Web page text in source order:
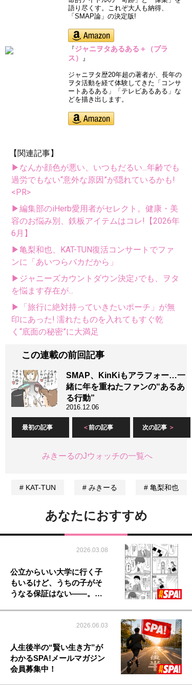
語り尽くす。これぞ大人も納得、
「SMAP論」の決定版!
『ジャニヲタあるある＋（プラ
ス） 』
ジャニヲタ歴20年超の著者が、長年の
ヲタ活動を経て体験してきた「コンサ
ートあるある」「テレビあるある」な
どを描き出します。
【関連記事】
▶なんか顔色が悪い、いつもだるい...年齢でも
過労でもない“意外な原因”が隠れているかも!
<PR>
▶編集部のiHerb愛用者がセレクト。健康・美
容のお悩み別、鉄板アイテムはコレ!【2026年
6月】
▶亀梨和也、KAT-TUN復活コンサートでファ
ンに「あいつらバカだから」
▶ジャニーズカウントダウン決定♪でも、ヲタ
を悩ます存在が...
▶「旅行に絶対持っていきたいポーチ」が無
印にあった! 濡れたものを入れてもすぐ乾
く“底面の秘密”に大満足
この連載の前回記事
SMAP、KinKiもアラフォー…一
緒に年を重ねたファンの“あるあ
る行動”
2016.12.06
最初の記事 前の記事 次の記事
みきーるのJウォッチの一覧へ
KAT-TUN みきーる 亀梨和也
あなたにおすすめ
2026.03.08
公立からいい大学に行く子
もいるけど、うちの子がそ
うなる保証はない――。…
2026.06.03
人生後半の“賢い生き方”が
わかるSPA!メールマガジン
会員募集中！